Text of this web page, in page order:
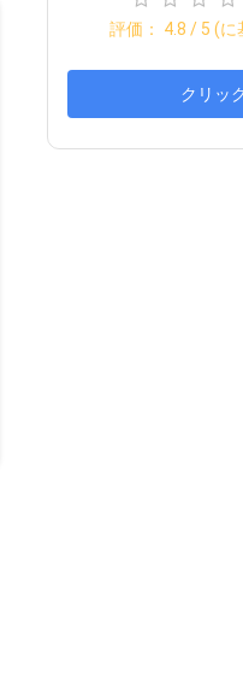
評価： 4.8 / 5 (に
クリッ